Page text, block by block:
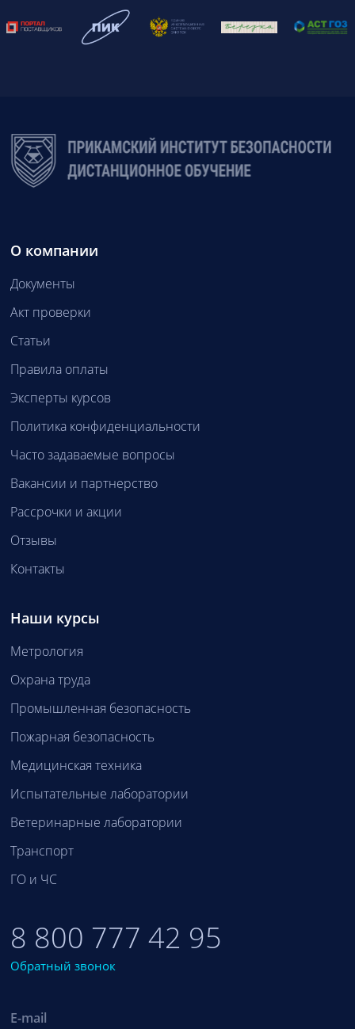
О компании
Документы
Акт проверки
Статьи
Правила оплаты
Эксперты курсов
Политика конфиденциальности
Часто задаваемые вопросы
Вакансии и партнерство
Рассрочки и акции
Отзывы
Контакты
Наши курсы
Метрология
Охрана труда
Промышленная безопасность
Пожарная безопасность
Медицинская техника
Испытательные лаборатории
Ветеринарные лаборатории
Транспорт
ГО и ЧС
8 800 777 42 95
Обратный звонок
E-mail